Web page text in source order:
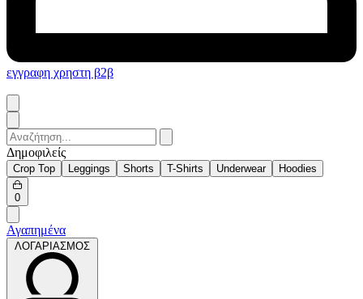
εγγραφη χρηστη β2β
Search
for:
Δημοφιλείς
Crop Top Leggings Shorts T-Shirts Underwear Hoodies
0Open
cart
Αγαπημένα
ΛΟΓΑΡΙΑΣΜΟΣ
ΛΟΓΑΡΙΑΣΜΟΣ